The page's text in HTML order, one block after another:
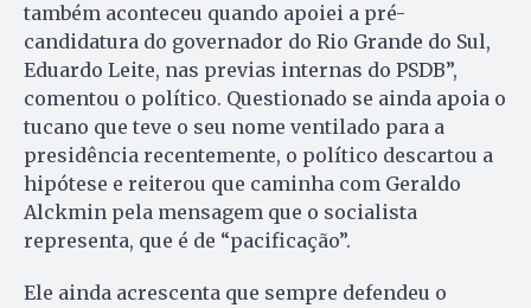
também aconteceu quando apoiei a pré-
candidatura do governador do Rio Grande do Sul,
Eduardo Leite, nas previas internas do PSDB”,
comentou o político. Questionado se ainda apoia o
tucano que teve o seu nome ventilado para a
presidência recentemente, o político descartou a
hipótese e reiterou que caminha com Geraldo
Alckmin pela mensagem que o socialista
representa, que é de “pacificação”.
Ele ainda acrescenta que sempre defendeu o